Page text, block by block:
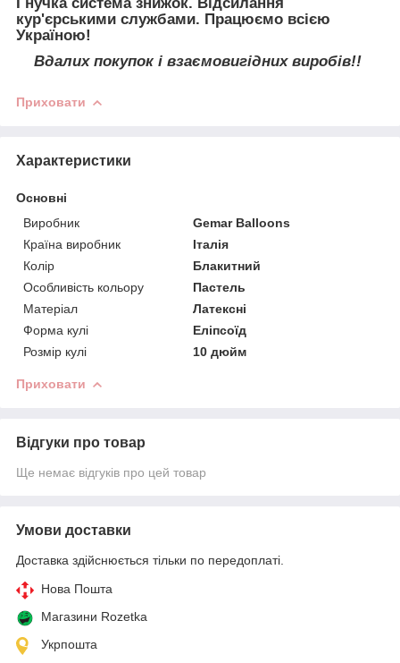
кур'єрськими службами. Працюємо всією
Україною!
Вдалих покупок і взаємовигідних виробів!!
Приховати
Характеристики
Основні
Виробник
Gemar Balloons
Країна виробник
Італія
Колір
Блакитний
Особливість кольору
Пастель
Матеріал
Латексні
Форма кулі
Еліпсоїд
Розмір кулі
10 дюйм
Приховати
Відгуки про товар
Ще немає відгуків про цей товар
Умови доставки
Доставка здійснюється тільки по передоплаті.
Нова Пошта
Магазини Rozetka
Укрпошта